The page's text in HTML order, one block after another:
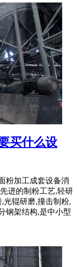
买什么设
粉加工成套设备消
进的制粉工艺,轻研
光辊研磨,撞击制粉,
钢架结构,是中小型